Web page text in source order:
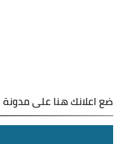
ضع اعلانك هنا على مدونة